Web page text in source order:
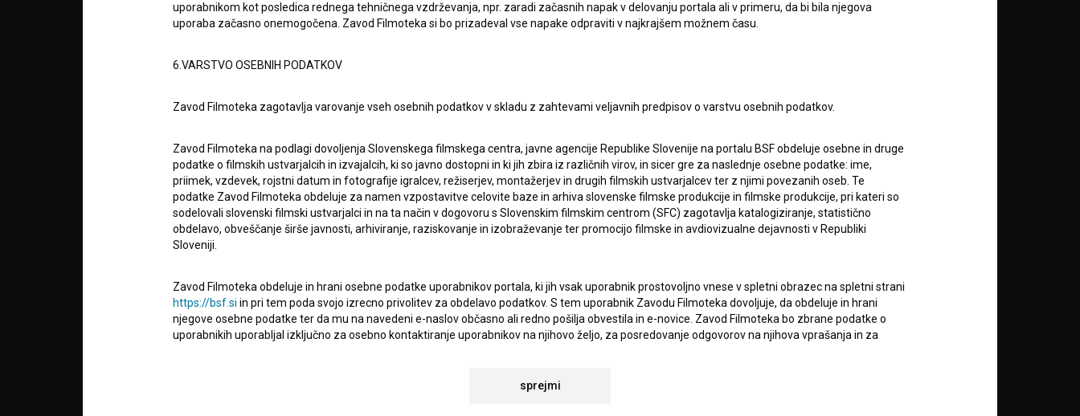
© 2018-2026, Filmoteka,
zavod za širjenje filmske kulture
Mednarodna številka ISSN 2670-787X
Projekt sofinancira:
PARTNERJI
STATISTIKA
POGOSTA
VPRAŠANJA
PRIJAVITE SE NA BSF NOVIČNIK:
Sprejemamsplošne pogojein dajemsoglasjeza
RSS novice
Podprite nas z donacijo na
TRR: SI56 6100 0001 5706
684,
ali s kreditno kartico:
uporabnikom kot posledica rednega tehničnega vzdrževanja, npr. zaradi začasnih napak v delovanju portala ali v primeru, da bi bila njegova
uporaba začasno onemogočena. Zavod Filmoteka si bo prizadeval vse napake odpraviti v najkrajšem možnem času.
6.VARSTVO OSEBNIH PODATKOV
Zavod Filmoteka zagotavlja varovanje vseh osebnih podatkov v skladu z zahtevami veljavnih predpisov o varstvu osebnih podatkov.
Zavod Filmoteka na podlagi dovoljenja Slovenskega filmskega centra, javne agencije Republike Slovenije na portalu BSF obdeluje osebne in druge
podatke o filmskih ustvarjalcih in izvajalcih, ki so javno dostopni in ki jih zbira iz različnih virov, in sicer gre za naslednje osebne podatke: ime,
priimek, vzdevek, rojstni datum in fotografije igralcev, režiserjev, montažerjev in drugih filmskih ustvarjalcev ter z njimi povezanih oseb. Te
podatke Zavod Filmoteka obdeluje za namen vzpostavitve celovite baze in arhiva slovenske filmske produkcije in filmske produkcije, pri kateri so
sodelovali slovenski filmski ustvarjalci in na ta način v dogovoru s Slovenskim filmskim centrom (SFC) zagotavlja katalogiziranje, statistično
obdelavo, obveščanje širše javnosti, arhiviranje, raziskovanje in izobraževanje ter promocijo filmske in avdiovizualne dejavnosti v Republiki
Sloveniji.
Zavod Filmoteka obdeluje in hrani osebne podatke uporabnikov portala, ki jih vsak uporabnik prostovoljno vnese v spletni obrazec na spletni strani
https://bsf.si in pri tem poda svojo izrecno privolitev za obdelavo podatkov. S tem uporabnik Zavodu Filmoteka dovoljuje, da obdeluje in hrani
njegove osebne podatke ter da mu na navedeni e-naslov občasno ali redno pošilja obvestila in e-novice. Zavod Filmoteka bo zbrane podatke o
uporabnikih uporabljal izključno za osebno kontaktiranje uporabnikov na njihovo željo, za posredovanje odgovorov na njihova vprašanja in za
čemer bodo statistični podatki oz. podatki analitike spletnih strani vselej anonimizirani.
sprejmi